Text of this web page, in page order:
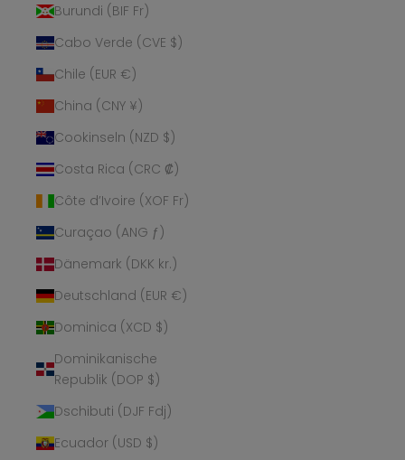
Burundi (BIF Fr)
Cabo Verde (CVE $)
Chile (EUR €)
China (CNY ¥)
Cookinseln (NZD $)
Costa Rica (CRC ₡)
Côte d’Ivoire (XOF Fr)
Curaçao (ANG ƒ)
Dänemark (DKK kr.)
Deutschland (EUR €)
Dominica (XCD $)
Dominikanische
Republik (DOP $)
Dschibuti (DJF Fdj)
Ecuador (USD $)